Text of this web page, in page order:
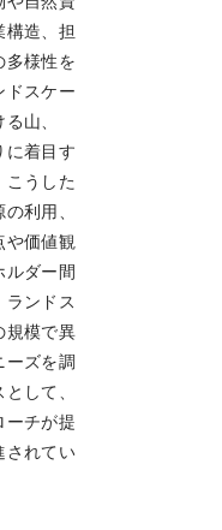
構造、担
多様性を
ドスケー
山、
に着目す
こうした
利用、
や価値観
ルダー間
ランドス
規模で異
ーズを調
して、
ーチが提
されてい